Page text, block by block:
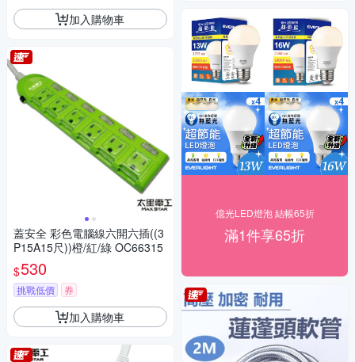
加入購物車
蓋安全 彩色電腦線六開六插((3
P15A15尺))橙/紅/綠 OC66315
$530
挑戰低價 券
加入購物車
億光LED燈泡 結帳65折
滿1件享65折